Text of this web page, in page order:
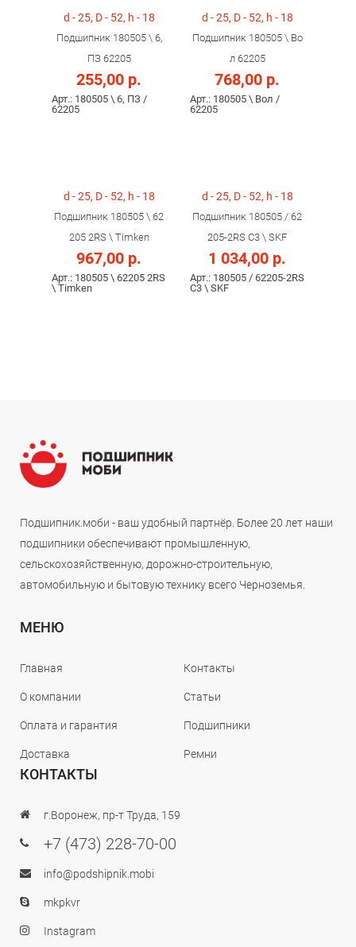
d - 25, D - 52, h - 18
Подшипник 180505 \ 6,
ПЗ 62205
255,00 р.
Арт.: 180505 \ 6, ПЗ /
62205
d - 25, D - 52, h - 18
Подшипник 180505 \ Во
л 62205
768,00 р.
Арт.: 180505 \ Вол /
62205
d - 25, D - 52, h - 18
Подшипник 180505 \ 62
205 2RS \ Timken
967,00 р.
Арт.: 180505 \ 62205 2RS
\ Timken
d - 25, D - 52, h - 18
Подшипник 180505 / 62
205-2RS С3 \ SKF
1 034,00 р.
Арт.: 180505 / 62205-2RS
С3 \ SKF
Подшипник.моби - ваш удобный партнёр. Более 20 лет наши
подшипники обеспечивают промышленную,
сельскохозяйственную, дорожно-строительную,
автомобильную и бытовую технику всего Черноземья.
МЕНЮ
Главная
О компании
Оплата и гарантия
Доставка
Контакты
Статьи
Подшипники
Ремни
КОНТАКТЫ
г.Воронеж, пр-т Труда, 159
+7 (473) 228-70-00
info@podshipnik.mobi
mkpkvr
Instagram